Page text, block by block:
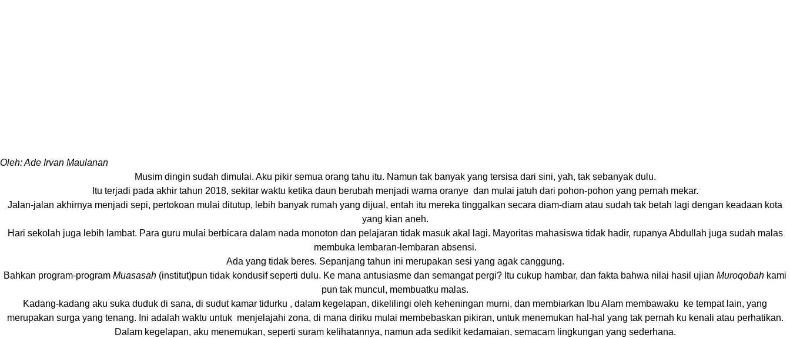
Oleh: Ade Irvan Maulanan
Musim dingin sudah dimulai. Aku pikir semua orang tahu itu. Namun tak banyak yang tersisa dari sini, yah, tak sebanyak dulu.
Itu terjadi pada akhir tahun 2018, sekitar waktu ketika daun berubah menjadi warna oranye dan mulai jatuh dari pohon-pohon yang pernah mekar.
Jalan-jalan akhirnya menjadi sepi, pertokoan mulai ditutup, lebih banyak rumah yang dijual, entah itu mereka tinggalkan secara diam-diam atau sudah tak betah lagi dengan keadaan kota
yang kian aneh.
Hari sekolah juga lebih lambat. Para guru mulai berbicara dalam nada monoton dan pelajaran tidak masuk akal lagi. Mayoritas mahasiswa tidak hadir, rupanya Abdullah juga sudah malas
membuka lembaran-lembaran absensi.
Ada yang tidak beres. Sepanjang tahun ini merupakan sesi yang agak canggung.
Bahkan program-program Muasasah (institut)pun tidak kondusif seperti dulu. Ke mana antusiasme dan semangat pergi? Itu cukup hambar, dan fakta bahwa nilai hasil ujian Muroqobah kami
pun tak muncul, membuatku malas.
Kadang-kadang aku suka duduk di sana, di sudut kamar tidurku , dalam kegelapan, dikelilingi oleh keheningan murni, dan membiarkan Ibu Alam membawaku
ke tempat lain, yang
merupakan surga yang tenang. Ini adalah waktu untuk menjelajahi zona, di mana diriku mulai membebaskan pikiran, untuk menemukan hal-hal yang tak pernah ku kenali atau perhatikan.
Dalam kegelapan, aku menemukan, seperti suram kelihatannya, namun ada sedikit kedamaian, semacam lingkungan yang sederhana.